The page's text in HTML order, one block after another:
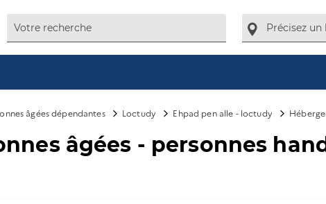
âgées dépendantes Loctudy Ehpad pen alle - loctudy
âgées - personnes